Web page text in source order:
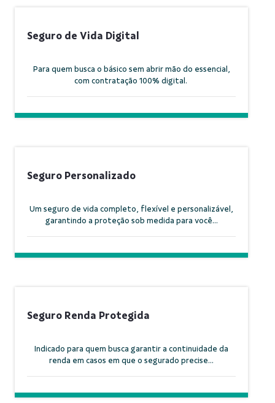
Seguro de Vida Digital
Para quem busca o básico sem abrir mão do essencial,
com contratação 100% digital.
Seguro Personalizado
Um seguro de vida completo, flexível e personalizável,
garantindo a proteção sob medida para você...
Seguro Renda Protegida
Indicado para quem busca garantir a continuidade da
renda em casos em que o segurado precise...